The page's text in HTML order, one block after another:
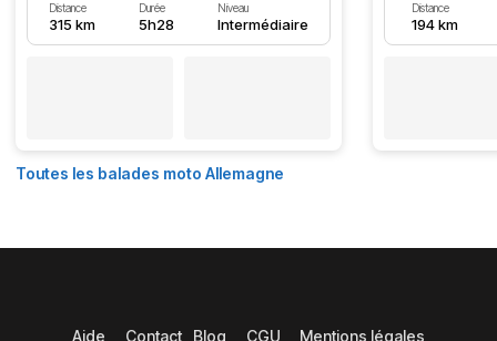
Distance
315 km
Durée
5h28
Niveau
Intermédiaire
Distance
194 km
Toutes les balades moto Allemagne
Aide Contact Blog CGU Mentions légales